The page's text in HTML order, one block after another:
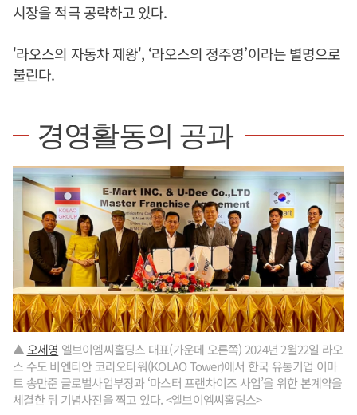
시장을 적극 공략하고 있다.
'라오스의 자동차 제왕', ‘라오스의 정주영’이라는 별명으로
불린다.
경영활동의 공과
▲오세영 엘브이엠씨홀딩스 대표(가운데 오른쪽) 2024년 2월22일 라오
스 수도 비엔티안 코라오타워(KOLAO Tower)에서 한국 유통기업 이마
트 송만준 글로벌사업부장과 ‘마스터 프랜차이즈 사업’을 위한 본계약을
체결한 뒤 기념사진을 찍고 있다. <엘브이엠씨홀딩스>